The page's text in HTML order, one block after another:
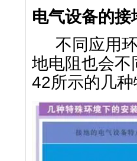
电气设备的接
不同应用
地电阻也会不
42所示的几